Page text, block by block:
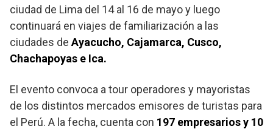
ciudad de Lima del 14 al 16 de mayo y luego
continuará en viajes de familiarización a las
ciudades de Ayacucho, Cajamarca, Cusco,
Chachapoyas e Ica.
El evento convoca a tour operadores y mayoristas
de los distintos mercados emisores de turistas para
el Perú. A la fecha, cuenta con 197 empresarios y 10